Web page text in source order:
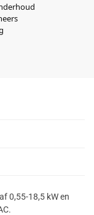
0,55-18,5 kW en